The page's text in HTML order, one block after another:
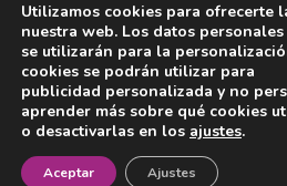
AVISO LEGAL
POLÍTICA DE COOKIES
POLÍTICA DE PRIVACIDAD
CONTACTO¡Newsletter!
Utilizamos cookies para ofrecerte
nuestra web. Los datos personales
se utilizarán para la
cookies se podrán utilizar para
publicidad personalizada y no
aprender más sobre qué cookies
o desactivarlas en los ajustes.
Aceptar Ajustes